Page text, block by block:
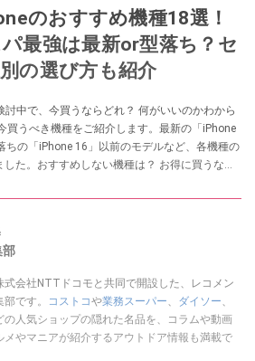
のおすすめ機種18選！
最強は最新or型落ち？セ
の選び方も紹介
討中で、今買うならどれ？ 何がいいのかわから
買うべき機種をご紹介します。最新の「iPhone
ちの「iPhone 16」以前のモデルなど、各機種の
た。おすすめしない機種は？ お得に買うなら
部
会社NTTドコモと共同で開設した、レコメン
です。
コストコや業務スーパー、 ダイソー、
の人気ショップの隠れた名品を、コラムや動画
やマニアが紹介するアウトドア情報も満載で